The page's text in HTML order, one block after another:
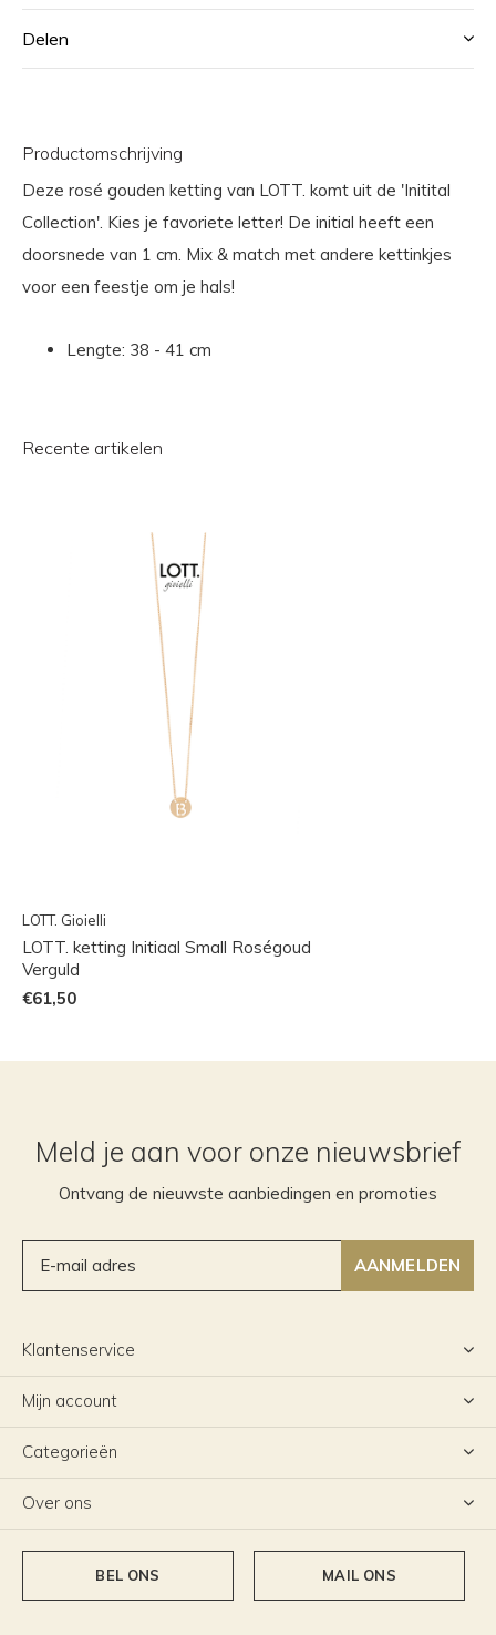
Delen
Productomschrijving
Deze rosé gouden ketting van LOTT. komt uit de 'Initital
Collection'. Kies je favoriete letter! De initial heeft een
doorsnede van 1 cm. Mix & match met andere kettinkjes
voor een feestje om je hals!
Lengte: 38 - 41 cm
Recente artikelen
LOTT. Gioielli
LOTT. ketting Initiaal Small Roségoud
Verguld
€61,50
Meld je aan voor onze nieuwsbrief
Ontvang de nieuwste aanbiedingen en promoties
AANMELDEN
Klantenservice
Mijn account
Categorieën
Over ons
BEL ONS MAIL ONS